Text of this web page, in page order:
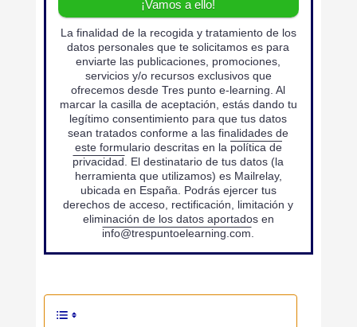
La finalidad de la recogida y tratamiento de los
datos personales que te solicitamos es para
enviarte las publicaciones, promociones,
servicios y/o recursos exclusivos que
ofrecemos desde Tres punto e-learning. Al
marcar la casilla de aceptación, estás dando tu
legítimo consentimiento para que tus datos
sean tratados conforme a las finalidades de
este formulario descritas en la política de
privacidad. El destinatario de tus datos (la
herramienta que utilizamos) es Mailrelay,
ubicada en España. Podrás ejercer tus
derechos de acceso, rectificación, limitación y
eliminación de los datos aportados en
info@trespuntoelearning.com.